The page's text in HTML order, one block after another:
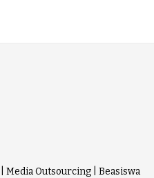
Media Outsourcing
Beasiswa